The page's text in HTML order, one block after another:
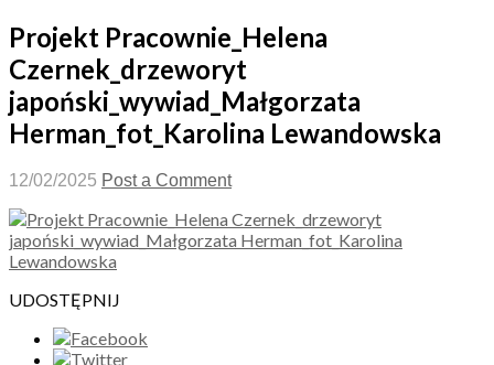
Projekt Pracownie_Helena
Czernek_drzeworyt
japoński_wywiad_Małgorzata
Herman_fot_Karolina Lewandowska
12/02/2025 Post a Comment
UDOSTĘPNIJ